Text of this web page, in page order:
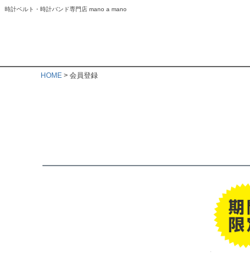
時計ベルト・時計バンド専門店 mano a mano
HOME 会員登録